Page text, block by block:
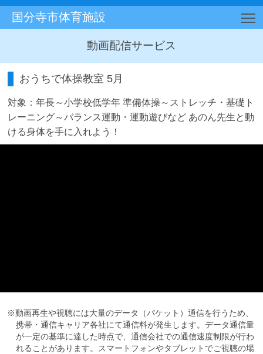
国分寺市体育施設
動画配信サービス
おうちで体操教室 5月
対象：年長～小学校低学年 準備体操～ストレッチ・基礎ト
レーニング～バランス運動・運動遊びなど あのん先生と動
ける身体を手に入れよう！
※動画再生や視聴には大量のデータ（パケット）通信を行うため、
携帯・通信キャリア各社にて通信料が発生します。データ通信量
が一定の基準に達した時点で、通信会社での通信速度制限が行わ
れることがあります。スマートフォンやタブレットでご視聴の場